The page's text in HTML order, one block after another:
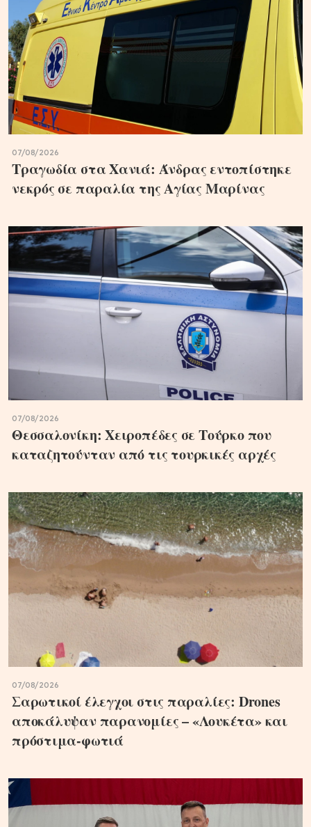
07/08/2026
Τραγωδία στα Χανιά: Άνδρας εντοπίστηκε
νεκρός σε παραλία της Αγίας Μαρίνας
07/08/2026
Θεσσαλονίκη: Χειροπέδες σε Τούρκο που
καταζητούνταν από τις τουρκικές αρχές
07/08/2026
Σαρωτικοί έλεγχοι στις παραλίες: Drones
αποκάλυψαν παρανομίες – «Λουκέτα» και
πρόστιμα-φωτιά